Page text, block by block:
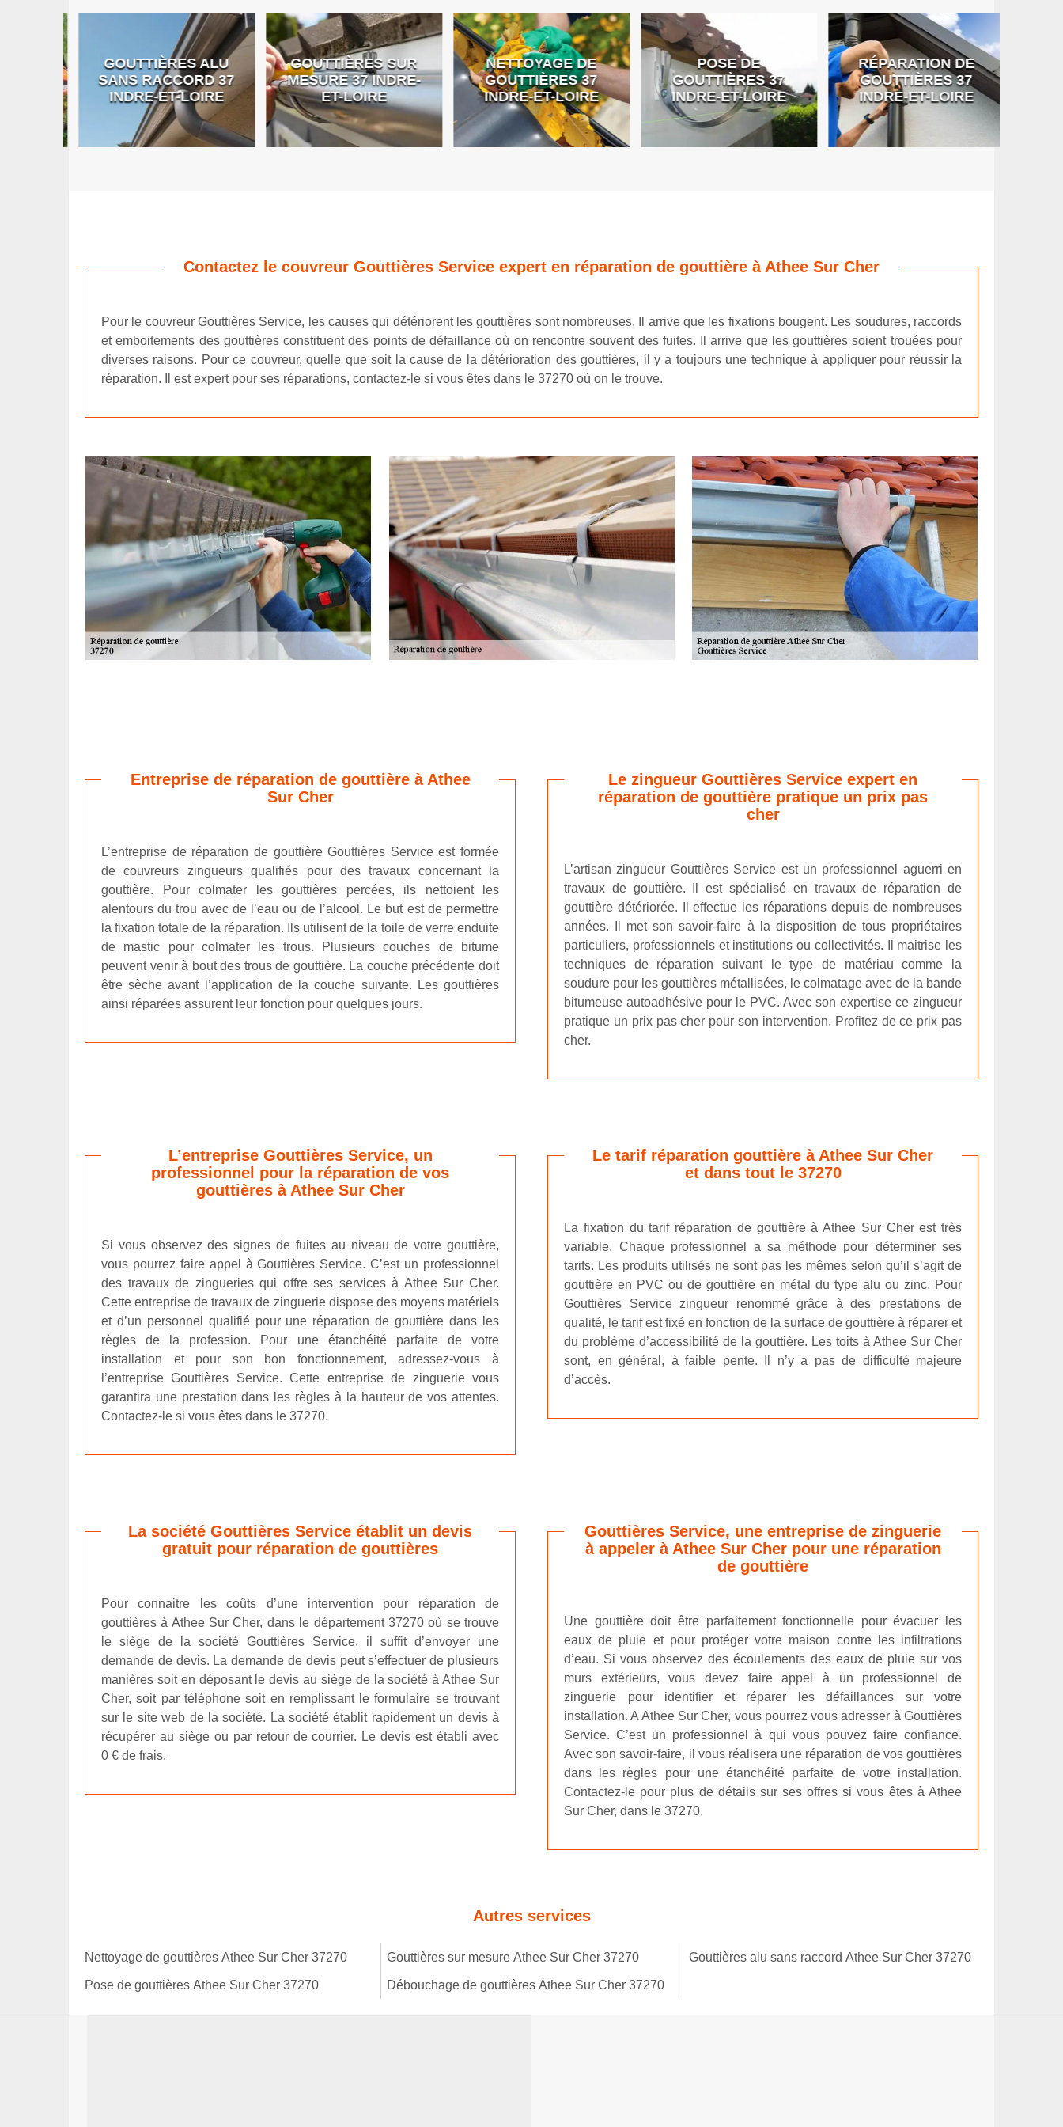
GOUTTIÈRES ALU
SANS RACCORD 37
INDRE-ET-LOIRE
GOUTTIÈRES SUR
MESURE 37 INDRE-
ET-LOIRE
NETTOYAGE DE
GOUTTIÈRES 37
INDRE-ET-LOIRE
POSE DE
GOUTTIÈRES 37
INDRE-ET-LOIRE
RÉPARATION DE
GOUTTIÈRES 37
INDRE-ET-LOIRE
Contactez le couvreur Gouttières Service expert en réparation de gouttière à Athee Sur Cher
Pour le couvreur Gouttières Service, les causes qui détériorent les gouttières sont nombreuses. Il arrive que les fixations bougent. Les soudures, raccords
et emboitements des gouttières constituent des points de défaillance où on rencontre souvent des fuites. Il arrive que les gouttières soient trouées pour
diverses raisons. Pour ce couvreur, quelle que soit la cause de la détérioration des gouttières, il y a toujours une technique à appliquer pour réussir la
réparation. Il est expert pour ses réparations, contactez-le si vous êtes dans le 37270 où on le trouve.
Entreprise de réparation de gouttière à Athee
Sur Cher
L’entreprise de réparation de gouttière Gouttières Service est formée
de couvreurs zingueurs qualifiés pour des travaux concernant la
gouttière. Pour colmater les gouttières percées, ils nettoient les
alentours du trou avec de l’eau ou de l’alcool. Le but est de permettre
la fixation totale de la réparation. Ils utilisent de la toile de verre enduite
de mastic pour colmater les trous. Plusieurs couches de bitume
peuvent venir à bout des trous de gouttière. La couche précédente doit
être sèche avant l’application de la couche suivante. Les gouttières
ainsi réparées assurent leur fonction pour quelques jours.
Le zingueur Gouttières Service expert en
réparation de gouttière pratique un prix pas
cher
L’artisan zingueur Gouttières Service est un professionnel aguerri en
travaux de gouttière. Il est spécialisé en travaux de réparation de
gouttière détériorée. Il effectue les réparations depuis de nombreuses
années. Il met son savoir-faire à la disposition de tous propriétaires
particuliers, professionnels et institutions ou collectivités. Il maitrise les
techniques de réparation suivant le type de matériau comme la
soudure pour les gouttières métallisées, le colmatage avec de la bande
bitumeuse autoadhésive pour le PVC. Avec son expertise ce zingueur
pratique un prix pas cher pour son intervention. Profitez de ce prix pas
cher.
L’entreprise Gouttières Service, un
professionnel pour la réparation de vos
gouttières à Athee Sur Cher
Si vous observez des signes de fuites au niveau de votre gouttière,
vous pourrez faire appel à Gouttières Service. C’est un professionnel
des travaux de zingueries qui offre ses services à Athee Sur Cher.
Cette entreprise de travaux de zinguerie dispose des moyens matériels
et d’un personnel qualifié pour une réparation de gouttière dans les
règles de la profession. Pour une étanchéité parfaite de votre
installation et pour son bon fonctionnement, adressez-vous à
l’entreprise Gouttières Service. Cette entreprise de zinguerie vous
garantira une prestation dans les règles à la hauteur de vos attentes.
Contactez-le si vous êtes dans le 37270.
Le tarif réparation gouttière à Athee Sur Cher
et dans tout le 37270
La fixation du tarif réparation de gouttière à Athee Sur Cher est très
variable. Chaque professionnel a sa méthode pour déterminer ses
tarifs. Les produits utilisés ne sont pas les mêmes selon qu’il s’agit de
gouttière en PVC ou de gouttière en métal du type alu ou zinc. Pour
Gouttières Service zingueur renommé grâce à des prestations de
qualité, le tarif est fixé en fonction de la surface de gouttière à réparer et
du problème d’accessibilité de la gouttière. Les toits à Athee Sur Cher
sont, en général, à faible pente. Il n’y a pas de difficulté majeure
d’accès.
La société Gouttières Service établit un devis
gratuit pour réparation de gouttières
Pour connaitre les coûts d’une intervention pour réparation de
gouttières à Athee Sur Cher, dans le département 37270 où se trouve
le siège de la société Gouttières Service, il suffit d’envoyer une
demande de devis. La demande de devis peut s’effectuer de plusieurs
manières soit en déposant le devis au siège de la société à Athee Sur
Cher, soit par téléphone soit en remplissant le formulaire se trouvant
sur le site web de la société. La société établit rapidement un devis à
récupérer au siège ou par retour de courrier. Le devis est établi avec
0 € de frais.
Gouttières Service, une entreprise de zinguerie
à appeler à Athee Sur Cher pour une réparation
de gouttière
Une gouttière doit être parfaitement fonctionnelle pour évacuer les
eaux de pluie et pour protéger votre maison contre les infiltrations
d’eau. Si vous observez des écoulements des eaux de pluie sur vos
murs extérieurs, vous devez faire appel à un professionnel de
zinguerie pour identifier et réparer les défaillances sur votre
installation. A Athee Sur Cher, vous pourrez vous adresser à Gouttières
Service. C’est un professionnel à qui vous pouvez faire confiance.
Avec son savoir-faire, il vous réalisera une réparation de vos gouttières
dans les règles pour une étanchéité parfaite de votre installation.
Contactez-le pour plus de détails sur ses offres si vous êtes à Athee
Sur Cher, dans le 37270.
Autres services
Nettoyage de gouttières Athee Sur Cher 37270
Pose de gouttières Athee Sur Cher 37270
Gouttières sur mesure Athee Sur Cher 37270
Débouchage de gouttières Athee Sur Cher 37270
Gouttières alu sans raccord Athee Sur Cher 37270